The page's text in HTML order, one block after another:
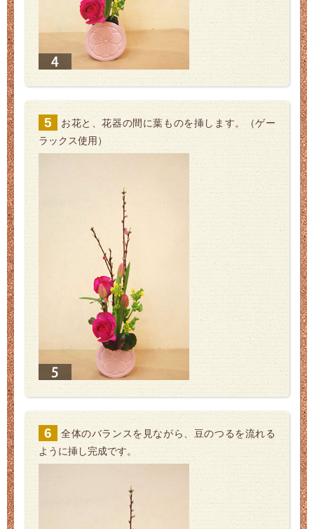
お花と、花器の間に葉ものを挿します。（ゲー
ラックス使用）
全体のバランスを見ながら、豆のつるを流れる
ように挿し完成です。